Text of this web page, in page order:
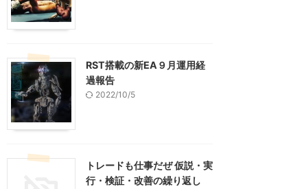
RST搭載の新EA９月運用経
過報告
2022/10/5
トレードも仕事だぜ 仮説・実
行・検証・改善の繰り返し